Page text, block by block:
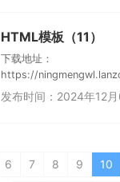
HTML模板（11）
下载地址：
https://
发布时间：2024年12
6 7 8 9 10